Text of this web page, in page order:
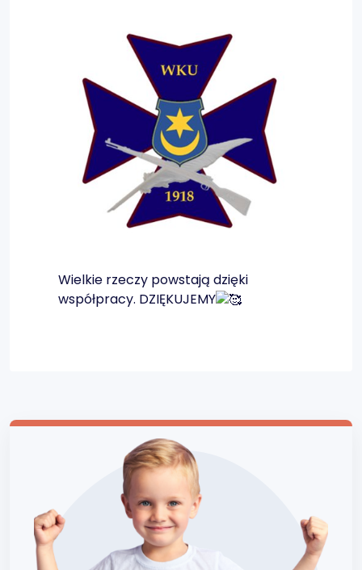
Wielkie rzeczy powstają dzięki
współpracy. DZIĘKUJEMY